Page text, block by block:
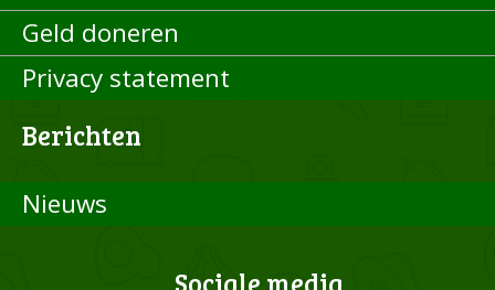
Geld doneren
Privacy statement
Berichten
Nieuws